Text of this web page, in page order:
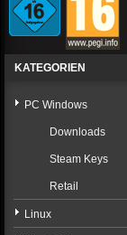
KATEGORIEN
PC Windows
Downloads
Steam Keys
Retail
Linux